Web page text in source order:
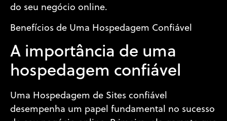
do seu negócio online.
Benefícios de Uma Hospedagem Confiável
A importância de uma
hospedagem confiável
Uma Hospedagem de Sites confiável
desempenha um papel fundamental no sucesso